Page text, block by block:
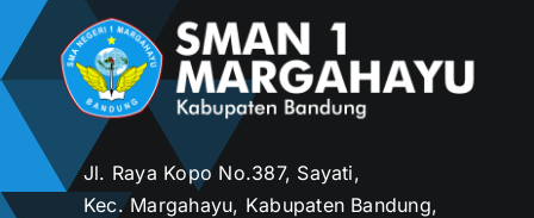
Ekstrakulikuler
Media
Aplikasi
Jl. Raya Kopo No.387, Sayati,
Kec. Margahayu, Kabupaten Bandung,